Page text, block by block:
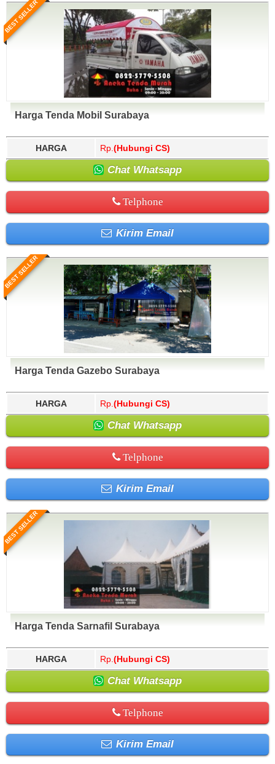
BEST SELLER
Harga Tenda Mobil Surabaya
HARGA Rp. (Hubungi CS)
Chat Whatsapp
Telphone
Kirim Email
BEST SELLER
Harga Tenda Gazebo Surabaya
HARGA Rp. (Hubungi CS)
Chat Whatsapp
Telphone
Kirim Email
BEST SELLER
Harga Tenda Sarnafil Surabaya
HARGA Rp. (Hubungi CS)
Chat Whatsapp
Telphone
Kirim Email